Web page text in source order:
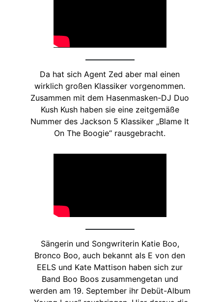
Da hat sich Agent Zed aber mal einen
wirklich großen Klassiker vorgenommen.
Zusammen mit dem Hasenmasken-DJ Duo
Kush Kush haben sie eine zeitgemäße
Nummer des Jackson 5 Klassiker „Blame It
On The Boogie“ rausgebracht.
Sängerin und Songwriterin Katie Boo,
Bronco Boo, auch bekannt als E von den
EELS und Kate Mattison haben sich zur
Band Boo Boos zusammengetan und
werden am 19. September ihr Debüt-Album